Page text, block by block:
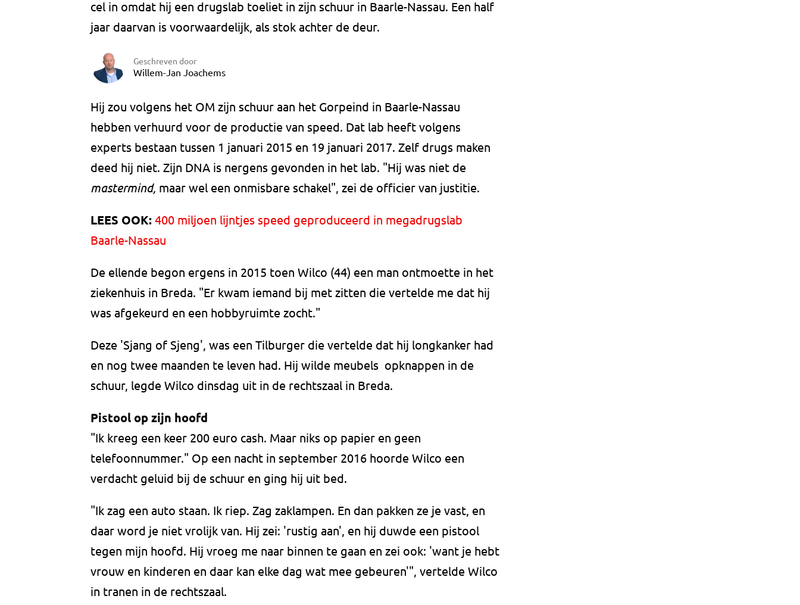
cel in omdat hij een drugslab toeliet in zijn schuur in Baarle-Nassau. Een half
jaar daarvan is voorwaardelijk, als stok achter de deur.
Geschreven door
Willem-Jan Joachems
Hij zou volgens het OM zijn schuur aan het Gorpeind in Baarle-Nassau
hebben verhuurd voor de productie van speed. Dat lab heeft volgens
experts bestaan tussen 1 januari 2015 en 19 januari 2017. Zelf drugs maken
deed hij niet. Zijn DNA is nergens gevonden in het lab. "Hij was niet de
mastermind, maar wel een onmisbare schakel", zei de officier van justitie.
LEES OOK: 400 miljoen lijntjes speed geproduceerd in megadrugslab
Baarle-Nassau
De ellende begon ergens in 2015 toen Wilco (44) een man ontmoette in het
ziekenhuis in Breda. "Er kwam iemand bij met zitten die vertelde me dat hij
was afgekeurd en een hobbyruimte zocht."
Deze 'Sjang of Sjeng', was een Tilburger die vertelde dat hij longkanker had
en nog twee maanden te leven had. Hij wilde meubels opknappen in de
schuur, legde Wilco dinsdag uit in de rechtszaal in Breda.
Pistool op zijn hoofd
"Ik kreeg een keer 200 euro cash. Maar niks op papier en geen
telefoonnummer." Op een nacht in september 2016 hoorde Wilco een
verdacht geluid bij de schuur en ging hij uit bed.
"Ik zag een auto staan. Ik riep. Zag zaklampen. En dan pakken ze je vast, en
daar word je niet vrolijk van. Hij zei: 'rustig aan', en hij duwde een pistool
tegen mijn hoofd. Hij vroeg me naar binnen te gaan en zei ook: 'want je hebt
vrouw en kinderen en daar kan elke dag wat mee gebeuren'", vertelde Wilco
in tranen in de rechtszaal.